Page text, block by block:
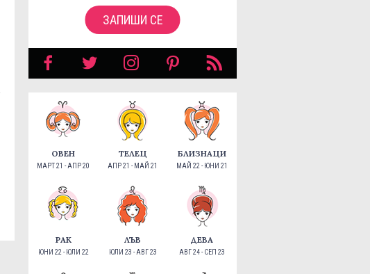
ЗАПИШИ СЕ
ОВЕН
МАРТ 21 - АПР 20
ТЕЛЕЦ
АПР 21 - МАЙ 21
БЛИЗНАЦИ
МАЙ 22 - ЮНИ 21
РАК
ЮНИ 22 - ЮЛИ 22
ЛЪВ
ЮЛИ 23 - АВГ 23
ДЕВА
АВГ 24 - СЕП 23